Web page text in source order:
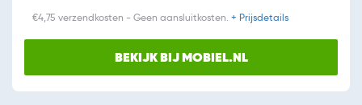
€4,75 verzendkosten - Geen aansluitkosten. + Prijsdetails
BEKIJK BIJ MOBIEL.NL